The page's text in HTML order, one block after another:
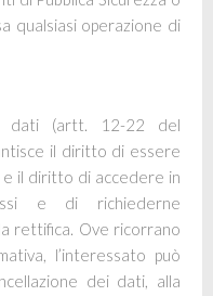
qualsiasi operazione di
dati (artt. 12-22 del
il diritto di essere
il diritto di accedere in
e di richiederne
rettifica. Ove ricorrano
l’interessato può
dei dati, alla